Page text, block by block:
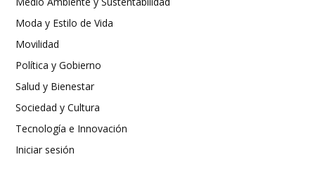
Moda y Estilo de Vida
Movilidad
Política y Gobierno
Salud y Bienestar
Sociedad y Cultura
Tecnología e Innovación
Iniciar sesión